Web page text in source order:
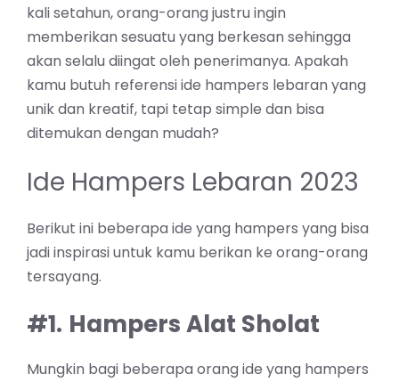
kali setahun, orang-orang justru ingin
memberikan sesuatu yang berkesan sehingga
akan selalu diingat oleh penerimanya. Apakah
kamu butuh referensi ide hampers lebaran yang
unik dan kreatif, tapi tetap simple dan bisa
ditemukan dengan mudah?
Ide Hampers Lebaran 2023
Berikut ini beberapa ide yang hampers yang bisa
jadi inspirasi untuk kamu berikan ke orang-orang
tersayang.
#1. Hampers Alat Sholat
Mungkin bagi beberapa orang ide yang hampers